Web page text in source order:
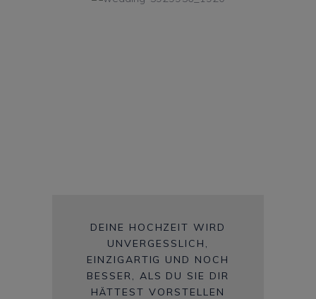
DEINE HOCHZEIT WIRD
UNVERGESSLICH,
EINZIGARTIG UND NOCH
BESSER, ALS DU SIE DIR
HÄTTEST VORSTELLEN